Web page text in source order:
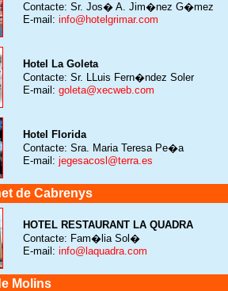
Contacte: Sr. Jos� A. Jim�nez G�mez
E-mail: info@hotelgrimar.com
Hotel La Goleta
Contacte: Sr. LLuis Fern�ndez Soler
E-mail: goleta@xecweb.com
Hotel Florida
Contacte: Sra. Maria Teresa Pe�a
E-mail: jegesacosl@terra.es
de Cabrenys
HOTEL RESTAURANT LA QUADRA
Contacte: Fam�lia Sol�
E-mail: info@laquadra.com
Molins